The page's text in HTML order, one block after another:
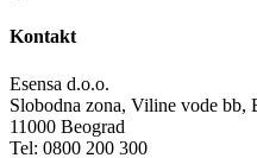
Kontakt
Esensa d.o.o.
Slobodna zona, Viline vode bb,
11000 Beograd
Tel: 0800 200 300